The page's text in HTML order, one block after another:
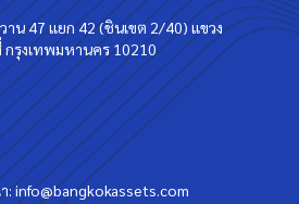
าน 47 แยก 42 (ชินเขต 2/40) แขวง
กรุงเทพมหานคร 10210
:info@bangkokassets.com